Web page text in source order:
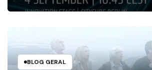
BLOG GERAL